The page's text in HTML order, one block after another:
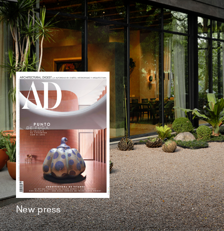
New press